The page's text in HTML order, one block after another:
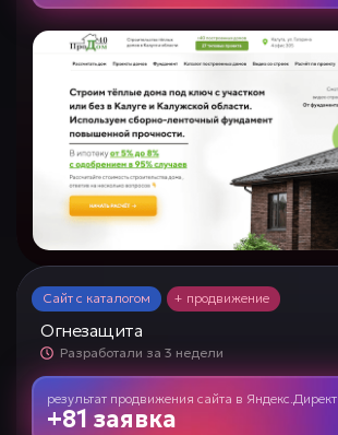
Сайт с каталогом + продвижение
Огнезащита
Разработали за 3 недели
результат продвижения сайта в Яндекс.Директ
+81 заявка